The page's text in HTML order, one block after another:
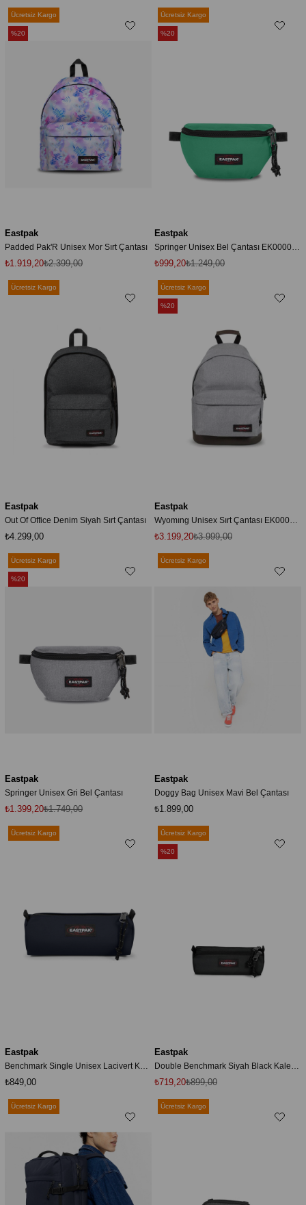
Eastpak
Padded Pak'R Unisex Mor Sırt Çantası
₺1.919,20₺2.399,00
Ücretsiz Kargo
%20
Eastpak
Springer Unisex Bel Çantası EK0000746S01
₺999,20₺1.249,00
Ücretsiz Kargo
%20
Eastpak
Out Of Office Denim Siyah Sırt Çantası
₺4.299,00
Ücretsiz Kargo
Eastpak
₺3.199,20₺3.999,00
Ücretsiz Kargo
%20
Eastpak
Springer Unisex Gri Bel Çantası
₺1.399,20₺1.749,00
Ücretsiz Kargo
%20
Eastpak
Doggy Bag Unisex Mavi Bel Çantası
₺1.899,00
Ücretsiz Kargo
Eastpak
₺849,00
Ücretsiz Kargo
Eastpak
₺719,20₺899,00
Ücretsiz Kargo
%20
Ücretsiz Kargo Ücretsiz Kargo